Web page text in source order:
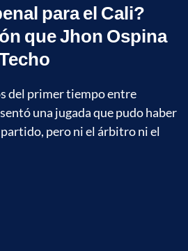
para el Cali?
que Jhon Ospina
del primer tiempo entre
una jugada que pudo haber
pero ni el árbitro ni el